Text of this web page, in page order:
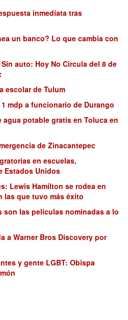
inmediata tras
un banco? Lo que cambia con
Sin auto: Hoy No Circula del 8 de
escolar de Tulum
mdp a funcionario de Durango
potable gratis en Toluca en
de Zinacantepec
en escuelas,
Estados Unidos
Lewis Hamilton se rodea en
las que tuvo más éxito
son las películas nominadas a lo
a Warner Bros Discovery por
y gente LGBT: Obispa